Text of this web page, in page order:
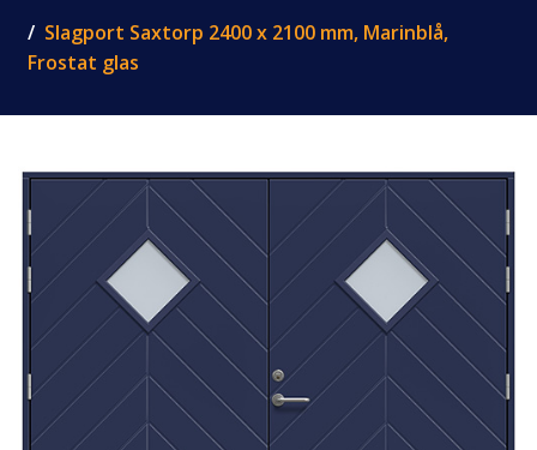
Slagport Saxtorp 2400 x 2100 mm, Marinblå,
Frostat glas